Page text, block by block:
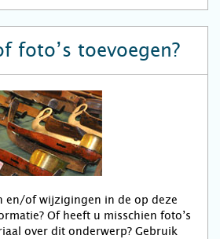
foto’s toevoegen?
en/of wijzigingen in de op deze
Of heeft u misschien foto’s
over dit onderwerp? Gebruik